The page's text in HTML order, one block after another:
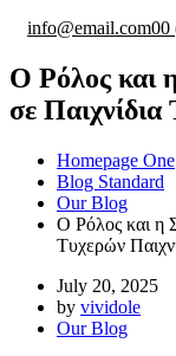
info@email.com00
Ο Ρόλος και
σε
Homepage One
Blog Standard
Our Blog
Ο Ρόλος και η
Τυχερών
July 20, 2025
by vividole
Our Blog